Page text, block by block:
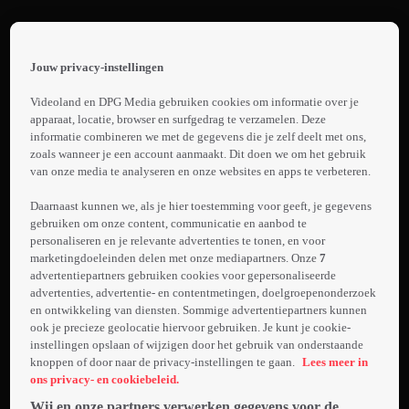
page
Leeuwenhoek:
Over Leven
Met Kanker
1. Promo: Het
Antoni van
Leeuwenhoek
Met Kanker S1
De dagelijkse
realiteit van het
toonaangevende
Antoni van
Leeuwenhoek-
ziekenhuis staat
centraal. Artsen
en
verpleegkundigen
Meer
info
Jouw privacy-instellingen
Videoland en DPG Media gebruiken cookies om informatie over je
apparaat, locatie, browser en surfgedrag te verzamelen. Deze
informatie combineren we met de gegevens die je zelf deelt met ons,
zoals wanneer je een account aanmaakt. Dit doen we om het gebruik
van onze media te analyseren en onze websites en apps te verbeteren.
Daarnaast kunnen we, als je hier toestemming voor geeft, je gegevens
gebruiken om onze content, communicatie en aanbod te
personaliseren en je relevante advertenties te tonen, en voor
marketingdoeleinden delen met onze mediapartners. Onze7
advertentiepartners gebruiken cookies voor gepersonaliseerde
advertenties, advertentie- en contentmetingen, doelgroepenonderzoek
en ontwikkeling van diensten. Sommige advertentiepartners kunnen
ook je precieze geolocatie hiervoor gebruiken. Je kunt je cookie-
instellingen opslaan of wijzigen door het gebruik van onderstaande
knoppen of door naar de privacy-instellingen te gaan. Lees meer in
ons privacy- en cookiebeleid.